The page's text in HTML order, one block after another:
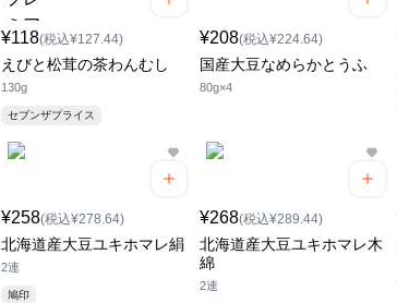
¥118(税込¥127.44)
えびと松茸の茶わんむし
130g
セブンザプライス
¥208(税込¥224.64)
国産大豆なめらかとうふ
80g×4
¥258(税込¥278.64)
北海道産大豆ユキホマレ絹
2連
鳩印
¥268(税込¥289.44)
北海道産大豆ユキホマレ木
綿
2連